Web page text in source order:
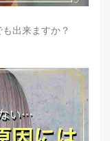
出来ますか？